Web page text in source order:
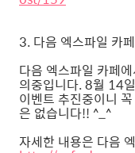
3. 다음 엑스파일 카
다음 엑스파일 카페
의중입니다. 8월 14
이벤트 추진중이니
은 없습니다!! ^_^
자세한 내용은 다음